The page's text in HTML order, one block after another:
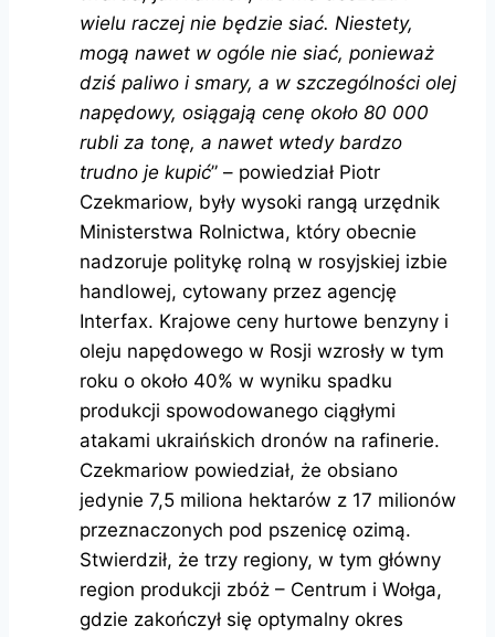
wielu raczej nie będzie siać. Niestety,
mogą nawet w ogóle nie siać, ponieważ
dziś paliwo i smary, a w szczególności olej
napędowy, osiągają cenę około 80 000
rubli za tonę, a nawet wtedy bardzo
trudno je kupić” – powiedział Piotr
Czekmariow, były wysoki rangą urzędnik
Ministerstwa Rolnictwa, który obecnie
nadzoruje politykę rolną w rosyjskiej izbie
handlowej, cytowany przez agencję
Interfax. Krajowe ceny hurtowe benzyny i
oleju napędowego w Rosji wzrosły w tym
roku o około 40% w wyniku spadku
produkcji spowodowanego ciągłymi
atakami ukraińskich dronów na rafinerie.
Czekmariow powiedział, że obsiano
jedynie 7,5 miliona hektarów z 17 milionów
przeznaczonych pod pszenicę ozimą.
Stwierdził, że trzy regiony, w tym główny
region produkcji zbóż – Centrum i Wołga,
gdzie zakończył się optymalny okres